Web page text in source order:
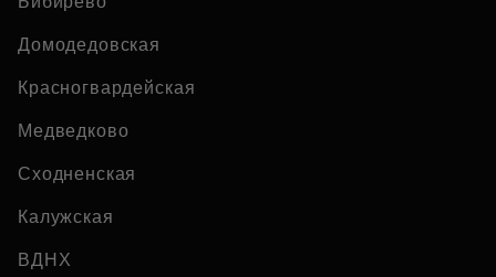
Домодедовская
Красногвардейская
Медведково
Сходненская
Калужская
ВДНХ